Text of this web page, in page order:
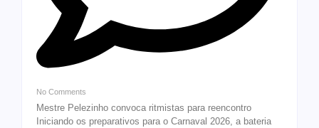
No Comments
Mestre Pelezinho convoca ritmistas para reencontro
Iniciando os preparativos para o Carnaval 2026, a bateria